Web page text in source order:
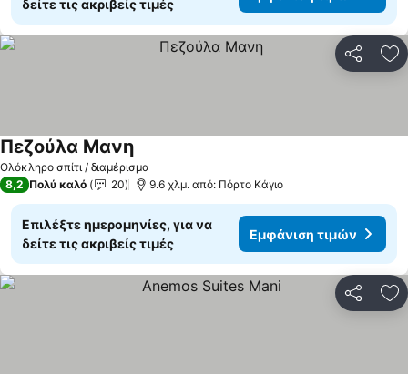
δείτε τις ακριβείς τιμές
Ολόκληρο σπίτι / διαμέρισμα
Πεζούλα Μανη
8,2 Πολύ καλό 20 9.6 χλμ. από: Πόρτο Κάγιο
Επιλέξτε ημερομηνίες, για να
δείτε τις ακριβείς τιμές
Εμφάνιση τιμών